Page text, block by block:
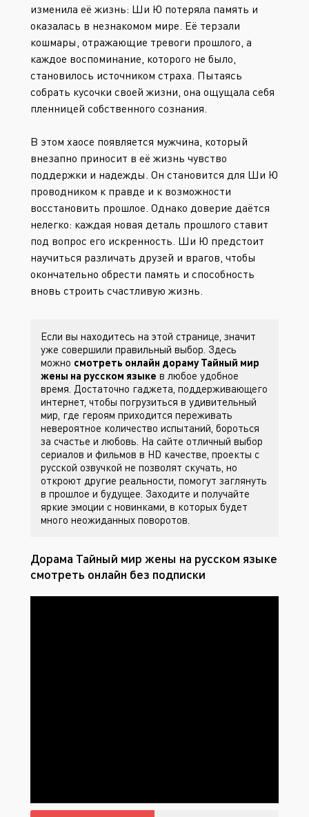
изменила её жизнь: Ши Ю потеряла память и
оказалась в незнакомом мире. Её терзали
кошмары, отражающие тревоги прошлого, а
каждое воспоминание, которого не было,
становилось источником страха. Пытаясь
собрать кусочки своей жизни, она ощущала себя
пленницей собственного сознания.
В этом хаосе появляется мужчина, который
внезапно приносит в её жизнь чувство
поддержки и надежды. Он становится для Ши Ю
проводником к правде и к возможности
восстановить прошлое. Однако доверие даётся
нелегко: каждая новая деталь прошлого ставит
под вопрос его искренность. Ши Ю предстоит
научиться различать друзей и врагов, чтобы
окончательно обрести память и способность
вновь строить счастливую жизнь.
Если вы находитесь на этой странице, значит
уже совершили правильный выбор. Здесь
можно смотреть онлайн дораму Тайный мир
жены на русском языке в любое удобное
время. Достаточно гаджета, поддерживающего
интернет, чтобы погрузиться в удивительный
мир, где героям приходится переживать
невероятное количество испытаний, бороться
за счастье и любовь. На сайте отличный выбор
сериалов и фильмов в HD качестве, проекты с
русской озвучкой не позволят скучать, но
откроют другие реальности, помогут заглянуть
в прошлое и будущее. Заходите и получайте
яркие эмоции с новинками, в которых будет
много неожиданных поворотов.
Дорама Тайный мир жены на русском языке
смотреть онлайн без подписки